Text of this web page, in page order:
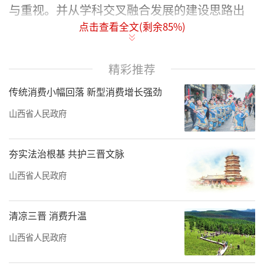
与重视。并从学科交叉融合发展的建设思路出
发，希望非遗研究院与计算机学院等相关部门
为全省非遗传承与保护工作赋能，助力全省非
遗保护工作再上新台阶。
山西省文化和旅游厅·非物质文化遗产研
点击查看全文(剩余85%)
精彩推荐
传统消费小幅回落 新型消费增长强劲
山西省人民政府
夯实法治根基 共护三晋文脉
山西省人民政府
清凉三晋 消费升温
山西省人民政府